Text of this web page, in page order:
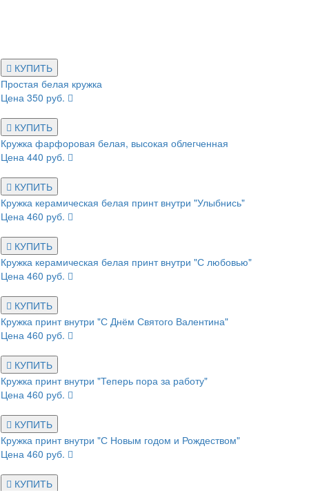
КУПИТЬ
Простая белая кружка
Цена 350 руб.
КУПИТЬ
Кружка фарфоровая белая, высокая облегченная
Цена 440 руб.
КУПИТЬ
Кружка керамическая белая принт внутри "Улыбнись"
Цена 460 руб.
КУПИТЬ
Кружка керамическая белая принт внутри "С любовью"
Цена 460 руб.
КУПИТЬ
Кружка принт внутри "С Днём Святого Валентина"
Цена 460 руб.
КУПИТЬ
Кружка принт внутри "Теперь пора за работу"
Цена 460 руб.
КУПИТЬ
Кружка принт внутри "С Новым годом и Рождеством"
Цена 460 руб.
КУПИТЬ